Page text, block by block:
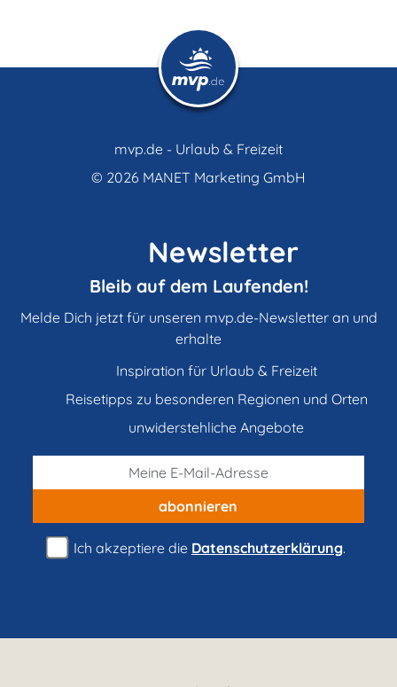
mvp.de - Urlaub & Freizeit
© 2026 MANET Marketing GmbH
Newsletter
Bleib auf dem Laufenden!
Melde Dich jetzt für unseren mvp.de-Newsletter an und
erhalte
Inspiration für Urlaub & Freizeit
Reisetipps zu besonderen Regionen und Orten
unwiderstehliche Angebote
abonnieren
Ich akzeptiere die Datenschutzerklärung.